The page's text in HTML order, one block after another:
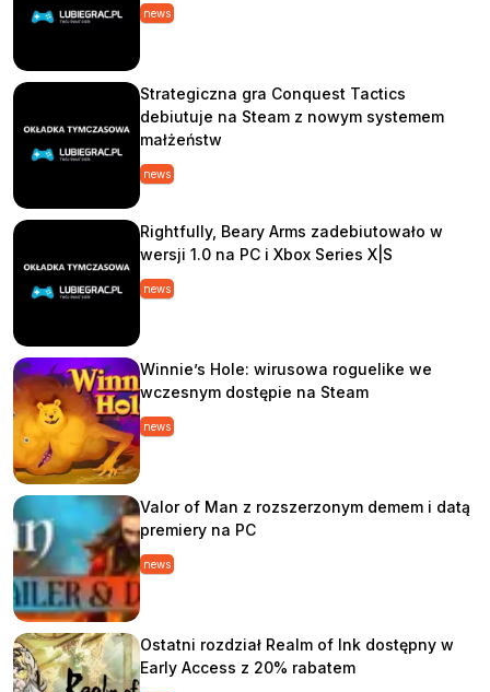
news
Strategiczna gra Conquest Tactics
debiutuje na Steam z nowym systemem
małżeństw
news
Rightfully, Beary Arms zadebiutowało w
wersji 1.0 na PC i Xbox Series X|S
news
Winnie’s Hole: wirusowa roguelike we
wczesnym dostępie na Steam
news
Valor of Man z rozszerzonym demem i datą
premiery na PC
news
Ostatni rozdział Realm of Ink dostępny w
Early Access z 20% rabatem